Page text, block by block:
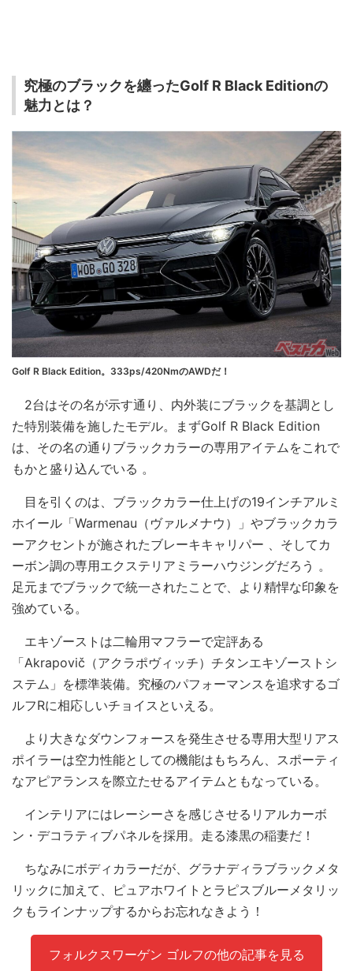
究極のブラックを纏ったGolf R Black Editionの
魅力とは？
Golf R Black Edition。333ps/420NmのAWDだ！
2台はその名が示す通り、内外装にブラックを基調とし
た特別装備を施したモデル。まずGolf R Black Edition
は、その名の通りブラックカラーの専用アイテムをこれで
もかと盛り込んでいる 。
目を引くのは、ブラックカラー仕上げの19インチアルミ
ホイール「Warmenau（ヴァルメナウ）」やブラックカラ
ーアクセントが施されたブレーキキャリパー 、そしてカ
ーボン調の専用エクステリアミラーハウジングだろう 。
足元までブラックで統一されたことで、より精悍な印象を
強めている。
エキゾーストは二輪用マフラーで定評ある
「Akrapovič（アクラポヴィッチ）チタンエキゾーストシ
ステム」を標準装備。究極のパフォーマンスを追求するゴ
ルフRに相応しいチョイスといえる。
より大きなダウンフォースを発生させる専用大型リアス
ポイラーは空力性能としての機能はもちろん、スポーティ
なアピアランスを際立たせるアイテムともなっている。
インテリアにはレーシーさを感じさせるリアルカーボ
ン・デコラティブパネルを採用。走る漆黒の稲妻だ！
ちなみにボディカラーだが、グラナディラブラックメタ
リックに加えて、ピュアホワイトとラピスブルーメタリッ
クもラインナップするからお忘れなきよう！
フォルクスワーゲン ゴルフの他の記事を見る